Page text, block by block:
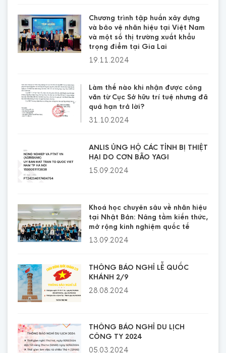
Chương trình tập huấn xây dựng
và bảo vệ nhãn hiệu tại Việt Nam
và một số thị trường xuất khẩu
trọng điểm tại Gia Lai
19.11.2024
Làm thế nào khi nhận được công
văn từ Cục Sở hữu trí tuệ nhưng đã
quá hạn trả lời?
31.10.2024
ANLIS ỦNG HỘ CÁC TỈNH BỊ THIỆT
HẠI DO CƠN BÃO YAGI
15.09.2024
Khoá học chuyên sâu về nhãn hiệu
tại Nhật Bản: Nâng tầm kiến thức,
mở rộng kinh nghiệm quốc tế
13.09.2024
THÔNG BÁO NGHỈ LỄ QUỐC
KHÁNH 2/9
28.08.2024
THÔNG BÁO NGHỈ DU LỊCH
CÔNG TY 2024
05.03.2024